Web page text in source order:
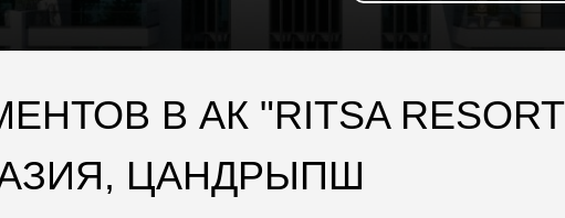
В АК "RITSA
ЦАНДРЫПШ